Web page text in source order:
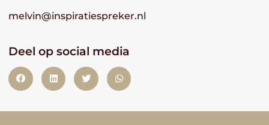
melvin@inspiratiespreker.nl
Deel op social media